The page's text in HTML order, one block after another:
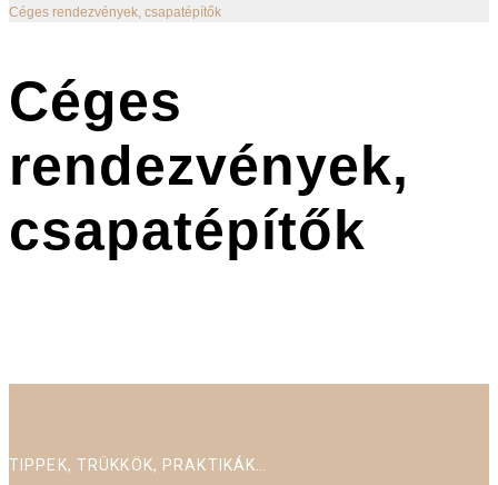
Céges rendezvények, csapatépítők
Céges
rendezvények,
csapatépítők
TIPPEK, TRÜKKÖK, PRAKTIKÁK…